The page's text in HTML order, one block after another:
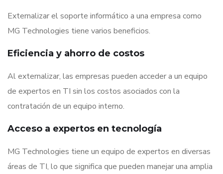
Externalizar el soporte informático a una empresa como
MG Technologies tiene varios beneficios.
Eficiencia y ahorro de costos
Al externalizar, las empresas pueden acceder a un equipo
de expertos en TI sin los costos asociados con la
contratación de un equipo interno.
Acceso a expertos en tecnología
MG Technologies tiene un equipo de expertos en diversas
áreas de TI, lo que significa que pueden manejar una amplia